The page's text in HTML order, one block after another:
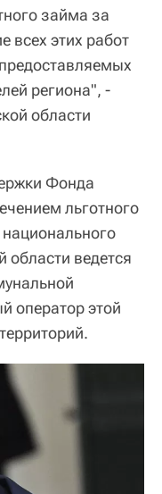
займа за
всех этих работ
региона", -
области
Фонда
льготного
области ведется
оператор этой